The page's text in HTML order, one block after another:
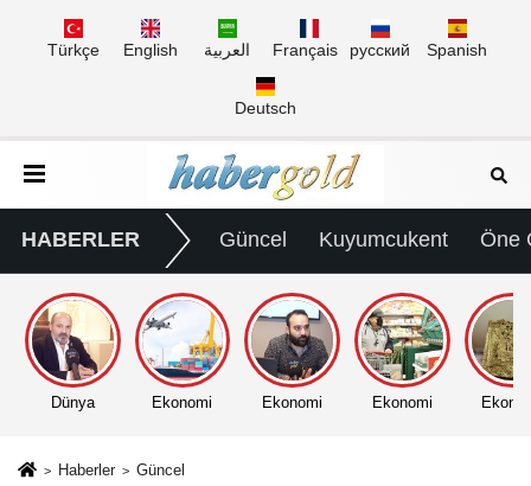
Türkçe English العربية Français русский Spanish
Deutsch
HABERLER Güncel Kuyumcukent Öne
Dünya Ekonomi Ekonomi Ekonomi
Haberler Güncel